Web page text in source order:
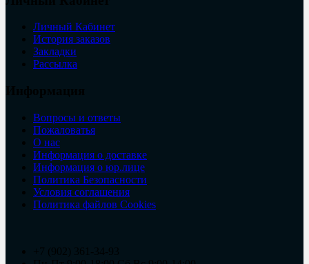
Личный Кабинет
История заказов
Закладки
Рассылка
Вопросы и ответы
Пожаловатья
О нас
Информация о доставке
Информация о юр.лице
Политика Безопасности
Условия соглашения
Политика файлов Cookies